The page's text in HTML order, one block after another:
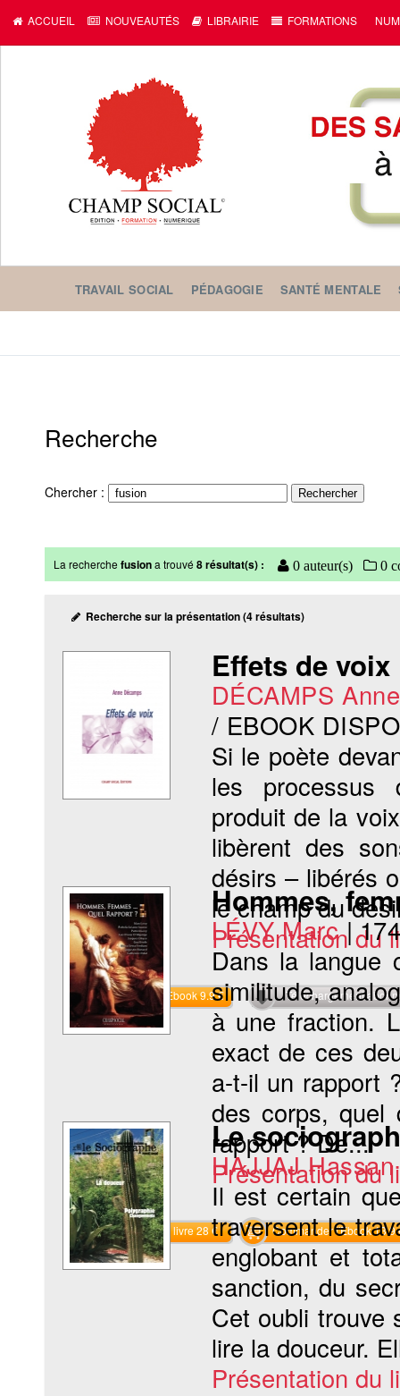
ACCUEIL NOUVEAUTÉS LIBRAIRIE FORMATIONS
TRAVAIL SOCIAL PÉDAGOGIE SANTÉ MENTALE
Recherche
Chercher :
La recherchefusiona trouvé8 résultat(s) : 0 auteur(s) 0
Recherche sur la présentation (4 résultats)
Effets de voix
DÉCAMPS Anne
/ EBOOK
Si le poète
les processus
produit de la
libèrent des
désirs – libérés
le champ du
Présentation du
Commander l'Ebook 9.9 € Téléchargement
Hommes,
LÉVY Marc |
Dans la langue
similitude,
à une fraction.
exact de ces
a-t-il un rapport
des corps, quel
rapport ? De...
Présentation du
Commander le livre 28 € Commander l'Ebook 13.9
Le
HAJJAJ Hassan
Il est certain
traversent le
englobant et
sanction, du
Cet oubli trouve
lire la douceur.
Présentation du